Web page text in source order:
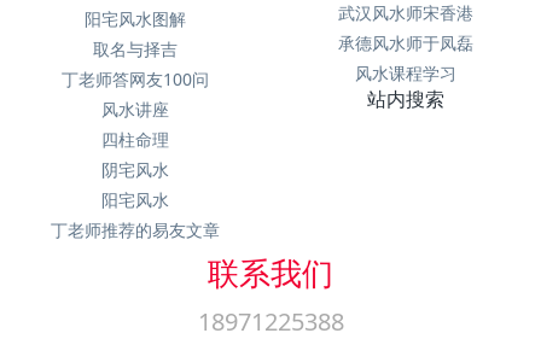
武汉风水师宋香港
承德风水师于凤磊
风水课程学习
阳宅风水图解
取名与择吉
丁老师答网友100问
风水讲座
四柱命理
阴宅风水
阳宅风水
丁老师推荐的易友文章
站内搜索
联系我们
18971225388